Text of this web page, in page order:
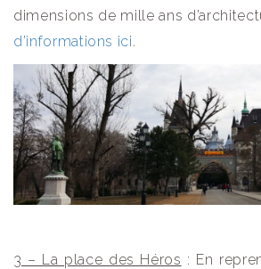
dimensions de mille ans
d’informations ici.
3 – La place des Héros : En